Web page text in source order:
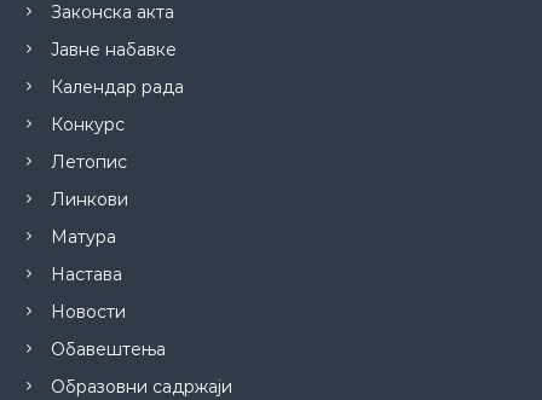
Законска акта
Јавне набавке
Календар рада
Конкурс
Летопис
Линкови
Матура
Настава
Новости
Обавештења
Образовни садржаји